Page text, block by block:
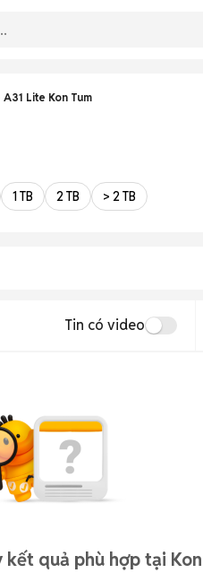
Lite Kon Tum
1 TB 2 TB > 2 TB
Tin có video
quả phù hợp tại Kon